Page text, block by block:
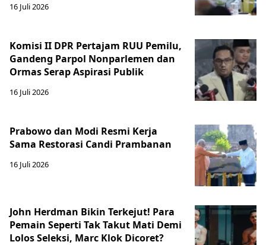
16 Juli 2026
Komisi II DPR Pertajam RUU Pemilu,
Gandeng Parpol Nonparlemen dan
Ormas Serap Aspirasi Publik
16 Juli 2026
Prabowo dan Modi Resmi Kerja
Sama Restorasi Candi Prambanan
16 Juli 2026
John Herdman Bikin Terkejut! Para
Pemain Seperti Tak Takut Mati Demi
Lolos Seleksi, Marc Klok Dicoret?